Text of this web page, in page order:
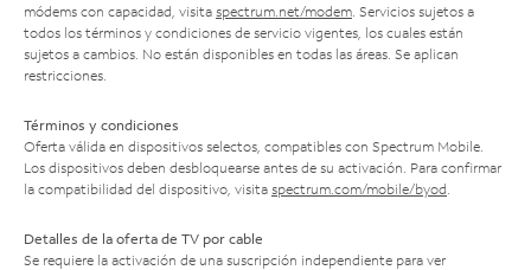
módems con capacidad, visita spectrum.net/modem . Servicios sujetos a
todos los términos y condiciones de servicio vigentes, los cuales están
sujetos a cambios. No están disponibles en todas las áreas. Se aplican
restricciones.
Términos y condiciones
Oferta válida en dispositivos selectos, compatibles con Spectrum Mobile.
Los dispositivos deben desbloquearse antes de su activación. Para confirmar
la compatibilidad del dispositivo, visita spectrum.com/mobile/byod
Detalles de la oferta de TV por cable
Se requiere la activación de una suscripción independiente para ver